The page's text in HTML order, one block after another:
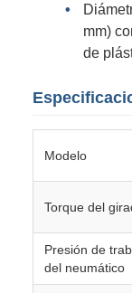
mm)
de
Modelo
Torque del
Presión de
del neumático